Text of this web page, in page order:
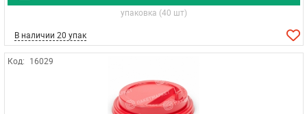
упаковка (40 шт)
В наличии 20 упак
Код: 16029